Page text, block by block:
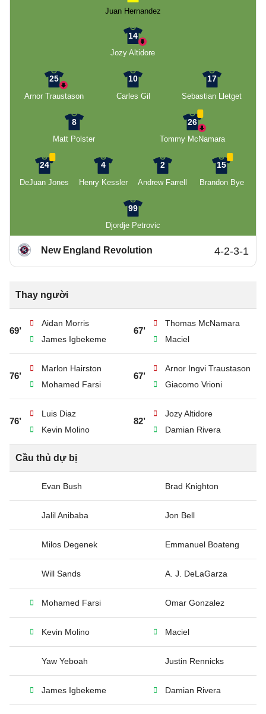
Juan Hernandez
14
Jozy Altidore
25
Arnor Traustason
10
Carles Gil
17
Sebastian Lletget
8
Matt Polster
26
Tommy McNamara
24
DeJuan Jones
4
Henry Kessler
2
Andrew Farrell
15
Brandon Bye
99
Djordje Petrovic
New England Revolution 4-2-3-1
Thay người
69’
Aidan Morris
James Igbekeme
67’
Thomas McNamara
Maciel
76’
Marlon Hairston
Mohamed Farsi
67’
Arnor Ingvi Traustason
Giacomo Vrioni
76’
Luis Diaz
Kevin Molino
82’
Jozy Altidore
Damian Rivera
Cầu thủ dự bị
Evan Bush Brad Knighton
Jalil Anibaba Jon Bell
Milos Degenek Emmanuel Boateng
Will Sands A. J. DeLaGarza
Mohamed Farsi Omar Gonzalez
Kevin Molino Maciel
Yaw Yeboah Justin Rennicks
James Igbekeme Damian Rivera